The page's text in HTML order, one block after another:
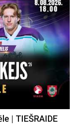
| TIEŠRAIDE